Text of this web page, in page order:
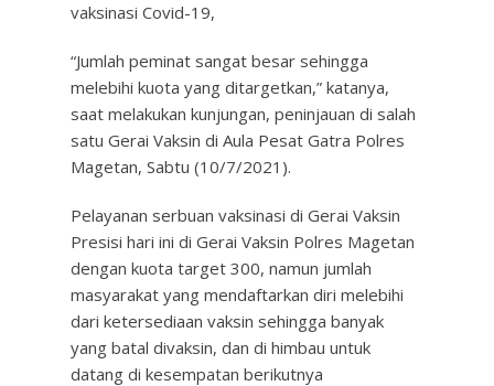
vaksinasi Covid-19,
“Jumlah peminat sangat besar sehingga
melebihi kuota yang ditargetkan,” katanya,
saat melakukan kunjungan, peninjauan di salah
satu Gerai Vaksin di Aula Pesat Gatra Polres
Magetan, Sabtu (10/7/2021).
Pelayanan serbuan vaksinasi di Gerai Vaksin
Presisi hari ini di Gerai Vaksin Polres Magetan
dengan kuota target 300, namun jumlah
masyarakat yang mendaftarkan diri melebihi
dari ketersediaan vaksin sehingga banyak
yang batal divaksin, dan di himbau untuk
datang di kesempatan berikutnya